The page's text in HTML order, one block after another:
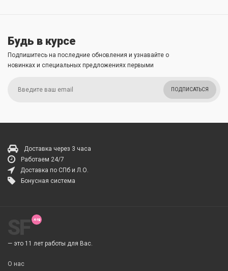
Будь в курсе
Подпишитесь на последние обновления и узнавайте о
новинках и специальных предложениях первыми
ПОДПИСАТЬСЯ
Доставка через 3 часа
Работаем 24/7
Доставка по СПб и Л.О.
Бонусная система
— это 11 лет работы для Вас.
О нас